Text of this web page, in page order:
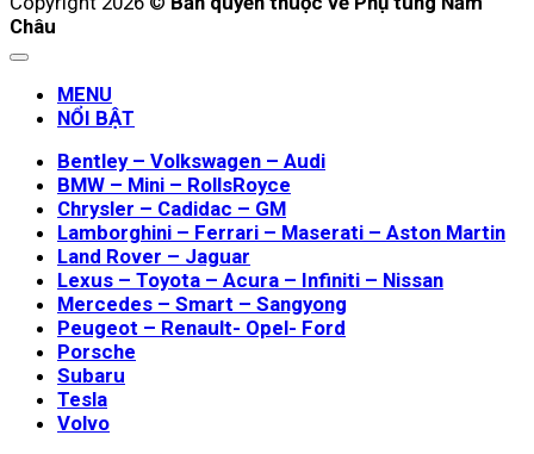
Châu
MENU
NỔI BẬT
Bentley – Volkswagen – Audi
BMW – Mini – RollsRoyce
Chrysler – Cadidac – GM
Lamborghini – Ferrari – Maserati – Aston Martin
Land Rover – Jaguar
Lexus – Toyota – Acura – Infiniti – Nissan
Mercedes – Smart – Sangyong
Peugeot – Renault- Opel- Ford
Porsche
Subaru
Tesla
Volvo